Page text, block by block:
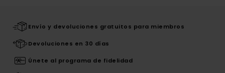
Envío y devoluciones gratuitos para miembros
Devoluciones en 30 días
Únete al programa de fidelidad